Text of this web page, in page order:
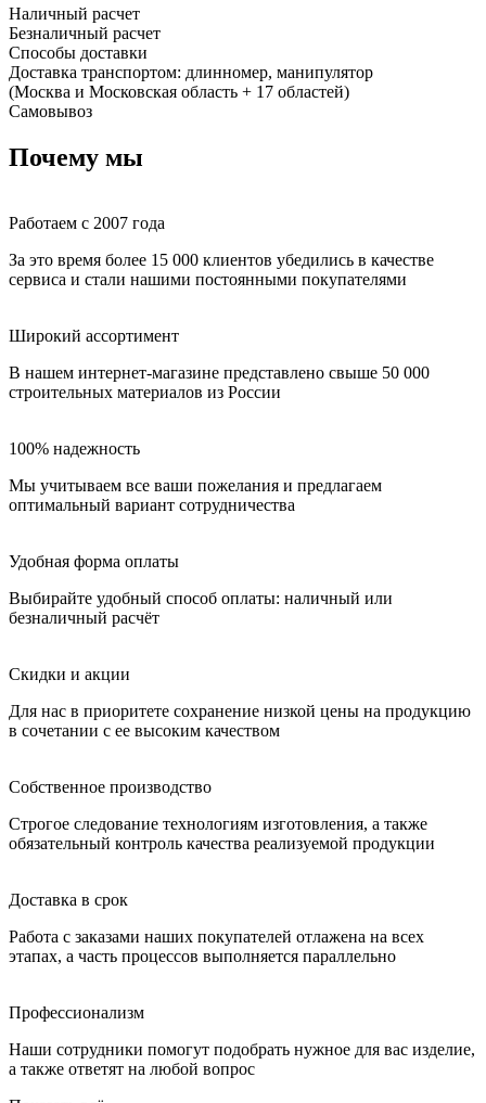
Наличный расчет
Безналичный расчет
Способы доставки
Доставка транспортом: длинномер, манипулятор
(Москва и Московская область + 17 областей)
Самовывоз
Почему мы
Работаем с 2007 года
За это время более 15 000 клиентов убедились в качестве
сервиса и стали нашими постоянными покупателями
Широкий ассортимент
В нашем интернет-магазине представлено свыше 50 000
строительных материалов из России
100% надежность
Мы учитываем все ваши пожелания и предлагаем
оптимальный вариант сотрудничества
Удобная форма оплаты
Выбирайте удобный способ оплаты: наличный или
безналичный расчёт
Скидки и акции
Для нас в приоритете сохранение низкой цены на продукцию
в сочетании с ее высоким качеством
Собственное производство
Строгое следование технологиям изготовления, а также
обязательный контроль качества реализуемой продукции
Доставка в срок
Работа с заказами наших покупателей отлажена на всех
этапах, а часть процессов выполняется параллельно
Профессионализм
Наши сотрудники помогут подобрать нужное для вас изделие,
а также ответят на любой вопрос